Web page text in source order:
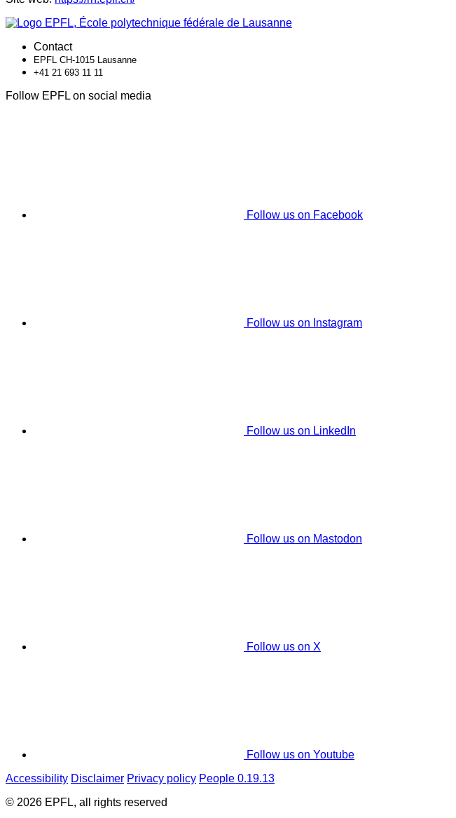
Contact
EPFL CH-1015 Lausanne
+41 21 693 11 11
Follow EPFL on social media
Follow us on Facebook
Follow us on Instagram
Follow us on LinkedIn
Follow us on Mastodon
Follow us on X
Follow us on Youtube
Accessibility Disclaimer Privacy policy People 0.19.13
© 2026 EPFL, all rights reserved